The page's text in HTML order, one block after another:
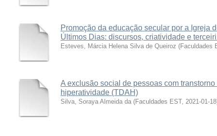
Promoção da educação secular por a Igreja
Últimos Dias: discursos, criatividade e
Esteves, Márcia Helena Silva de Queiroz (Faculdades
A exclusão social de pessoas com
hiperatividade (TDAH)
Silva, Soraya Almeida da (Faculdades EST, 2021-01-18